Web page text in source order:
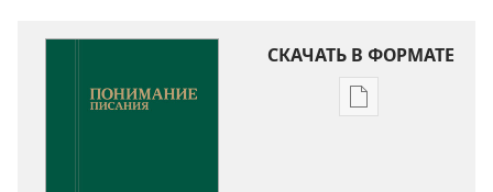
СКАЧАТЬ В ФОРМАТЕ
Варианты